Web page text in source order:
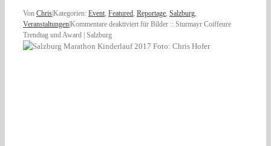
Von ChrisKategorien: Event, Featured, Reportage, Salzburg,
VeranstaltungenKommentare deaktiviert für Bilder :: Sturmayr Coiffeure
Trendtag und Award | Salzburg